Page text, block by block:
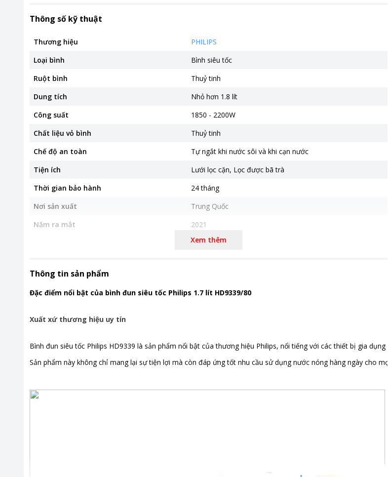
Thông số kỹ thuật
Thương hiệu
PHILIPS
Loại bình
Bình siêu tốc
Ruột bình
Thuỷ tinh
Dung tích
Nhỏ hơn 1.8 lít
Công suất
1850 - 2200W
Chất liệu vỏ bình
Thuỷ tinh
Chế độ an toàn
Tự ngắt khi nước sôi và khi cạn nước
Tiện ích
Lưới lọc cặn, Lọc được bã trà
Thời gian bảo hành
24 tháng
Nơi sản xuất
Trung Quốc
Năm ra mắt
2021
Từ 500.000 - 1 triệu
Xem thêm
Thông tin sản phẩm
Đặc điểm nổi bật của bình đun siêu tốc Philips 1.7 lít HD9339/80
Xuất xứ thương hiệu uy tín
Bình đun siêu tốc Philips HD9339 là sản phẩm nổi bật của thương hiệu Philips, nổi tiếng với các thiết bị gia
Sản phẩm này không chỉ mang lại sự tiện lợi mà còn đáp ứng tốt nhu cầu sử dụng nước nóng hàng ngày cho mọi